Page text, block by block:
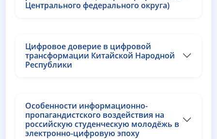
Центрального федерального округа)
Цифровое доверие в цифровой
трансформации Китайской Народной
Республики
Особенности информационно-
пропагандистского воздействия на
российскую студенческую молодёжь в
электронно-цифровую эпоху